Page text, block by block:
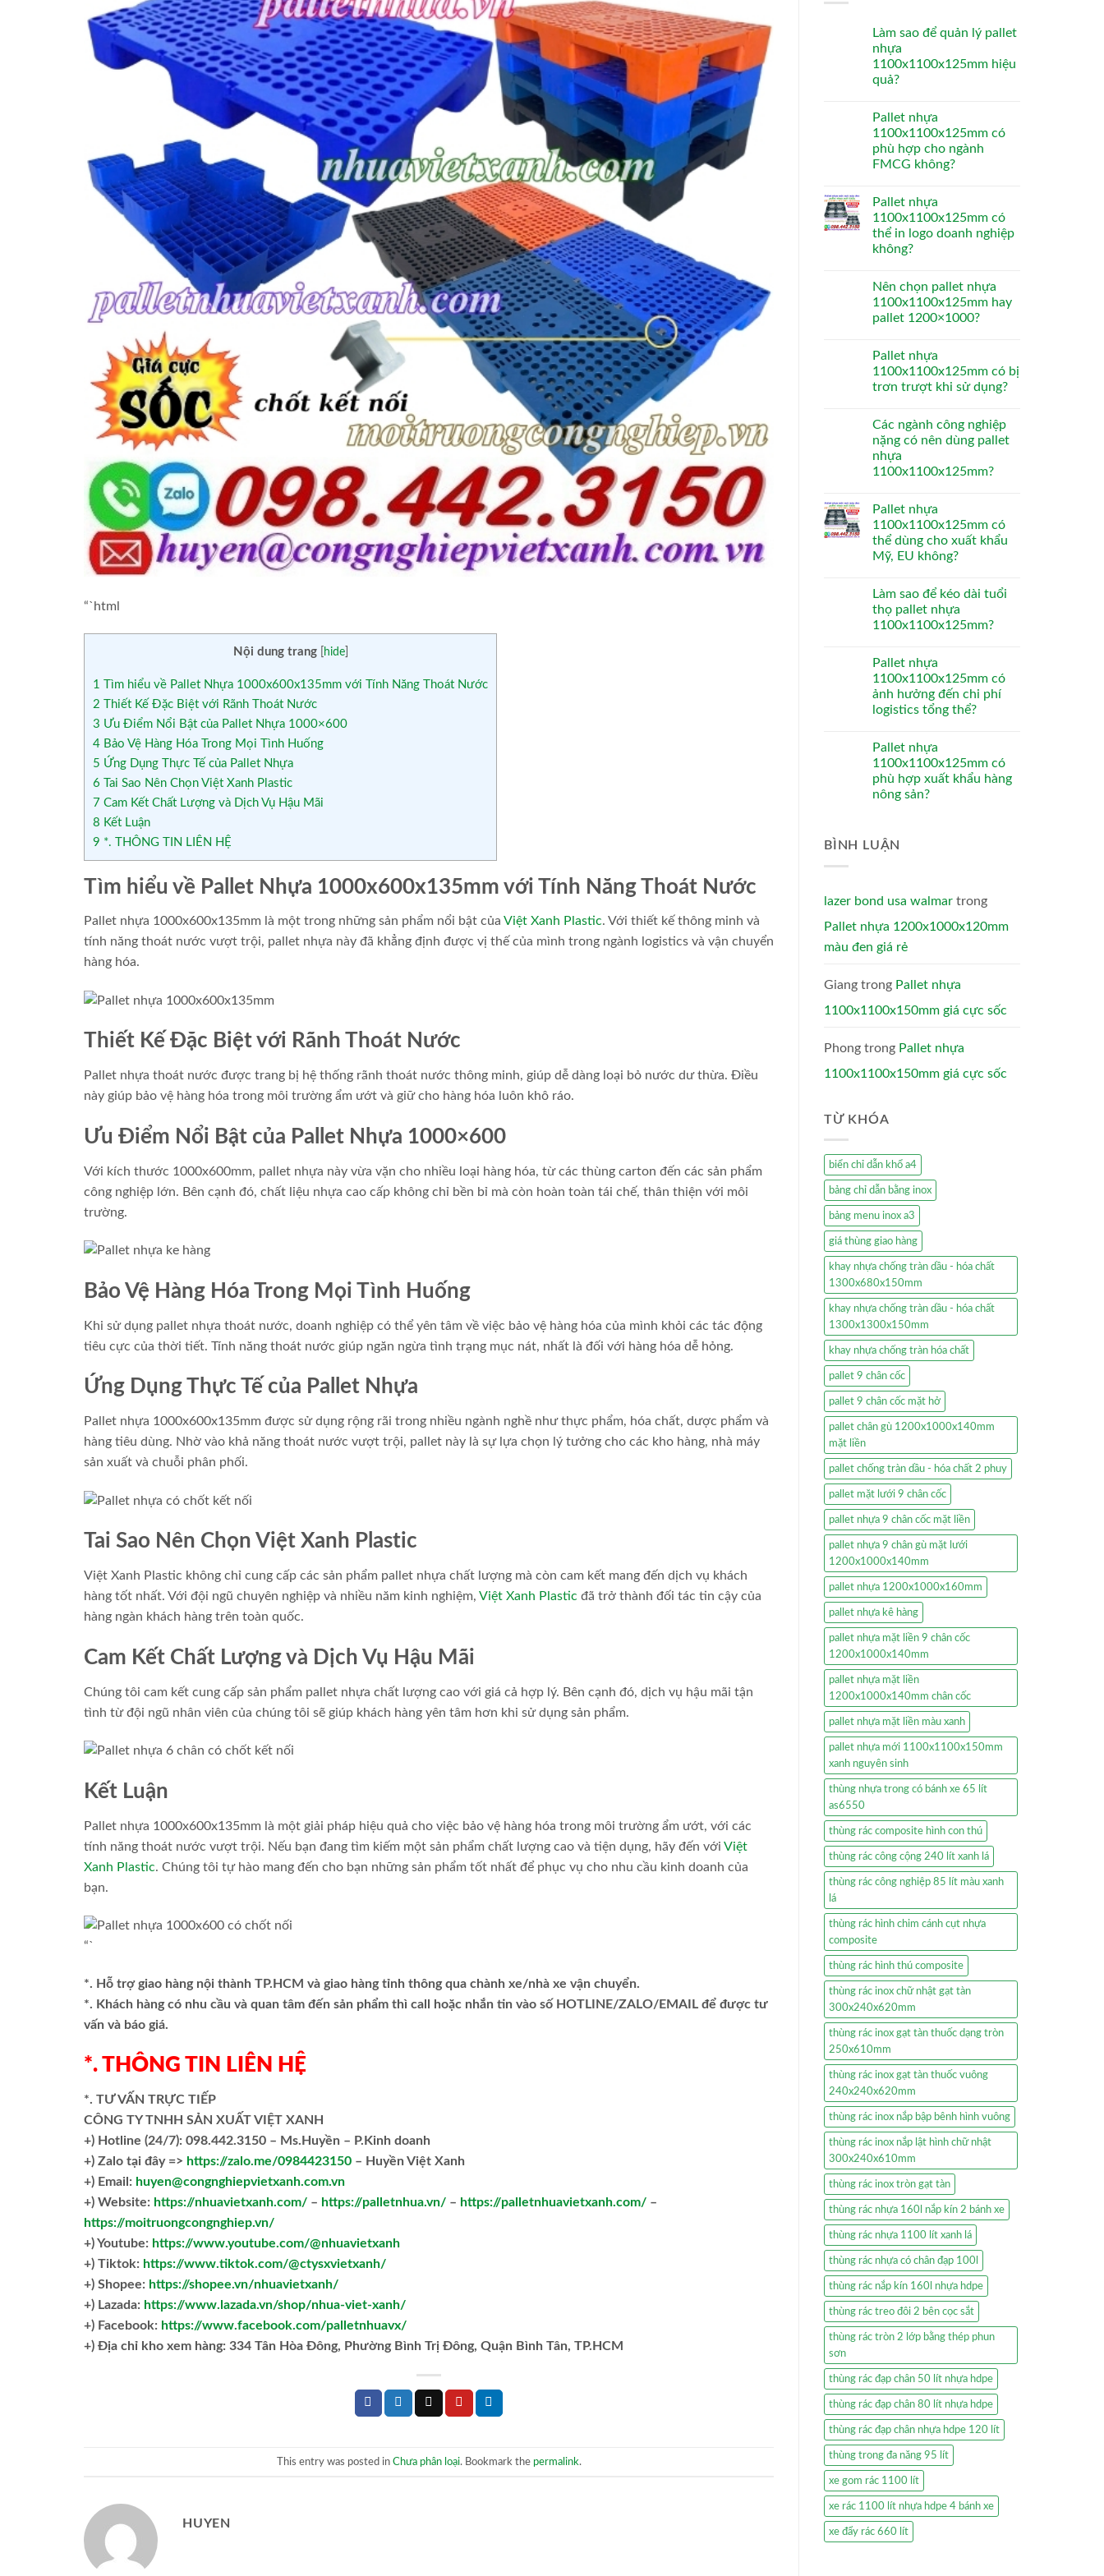
“`html
Nội dung trang hide]
1 Tìm hiểu về Pallet Nhựa 1000x600x135mm với Tính Năng Thoát Nước
2 Thiết Kế Đặc Biệt với Rãnh Thoát Nước
3 Ưu Điểm Nổi Bật của Pallet Nhựa 1000×600
4 Bảo Vệ Hàng Hóa Trong Mọi Tình Huống
5 Ứng Dụng Thực Tế của Pallet Nhựa
6 Tai Sao Nên Chọn Việt Xanh Plastic
7 Cam Kết Chất Lượng và Dịch Vụ Hậu Mãi
8 Kết Luận
9 *. THÔNG TIN LIÊN HỆ
Tìm hiểu về Pallet Nhựa 1000x600x135mm với Tính Năng Thoát Nước
Pallet nhựa 1000x600x135mm là một trong những sản phẩm nổi bật của Việt Xanh Plastic. Với thiết kế thông minh và
tính năng thoát nước vượt trội, pallet nhựa này đã khẳng định được vị thế của mình trong ngành logistics và vận chuyển
hàng hóa.
Thiết Kế Đặc Biệt với Rãnh Thoát Nước
Pallet nhựa thoát nước được trang bị hệ thống rãnh thoát nước thông minh, giúp dễ dàng loại bỏ nước dư thừa. Điều
này giúp bảo vệ hàng hóa trong môi trường ẩm ướt và giữ cho hàng hóa luôn khô ráo.
Ưu Điểm Nổi Bật của Pallet Nhựa 1000×600
Với kích thước 1000x600mm, pallet nhựa này vừa vặn cho nhiều loại hàng hóa, từ các thùng carton đến các sản phẩm
công nghiệp lớn. Bên cạnh đó, chất liệu nhựa cao cấp không chỉ bền bỉ mà còn hoàn toàn tái chế, thân thiện với môi
trường.
Bảo Vệ Hàng Hóa Trong Mọi Tình Huống
Khi sử dụng pallet nhựa thoát nước, doanh nghiệp có thể yên tâm về việc bảo vệ hàng hóa của mình khỏi các tác động
tiêu cực của thời tiết. Tính năng thoát nước giúp ngăn ngừa tình trạng mục nát, nhất là đối với hàng hóa dễ hỏng.
Ứng Dụng Thực Tế của Pallet Nhựa
Pallet nhựa 1000x600x135mm được sử dụng rộng rãi trong nhiều ngành nghề như thực phẩm, hóa chất, dược phẩm và
hàng tiêu dùng. Nhờ vào khả năng thoát nước vượt trội, pallet này là sự lựa chọn lý tưởng cho các kho hàng, nhà máy
sản xuất và chuỗi phân phối.
Tai Sao Nên Chọn Việt Xanh Plastic
Việt Xanh Plastic không chỉ cung cấp các sản phẩm pallet nhựa chất lượng mà còn cam kết mang đến dịch vụ khách
hàng tốt nhất. Với đội ngũ chuyên nghiệp và nhiều năm kinh nghiệm, Việt Xanh Plastic đã trở thành đối tác tin cậy của
hàng ngàn khách hàng trên toàn quốc.
Cam Kết Chất Lượng và Dịch Vụ Hậu Mãi
Chúng tôi cam kết cung cấp sản phẩm pallet nhựa chất lượng cao với giá cả hợp lý. Bên cạnh đó, dịch vụ hậu mãi tận
tình từ đội ngũ nhân viên của chúng tôi sẽ giúp khách hàng yên tâm hơn khi sử dụng sản phẩm.
Kết Luận
Pallet nhựa 1000x600x135mm là một giải pháp hiệu quả cho việc bảo vệ hàng hóa trong môi trường ẩm ướt, với các
tính năng thoát nước vượt trội. Nếu bạn đang tìm kiếm một sản phẩm chất lượng cao và tiện dụng, hãy đến với Việt
Xanh Plastic. Chúng tôi tự hào mang đến cho bạn những sản phẩm tốt nhất để phục vụ cho nhu cầu kinh doanh của
bạn.
“`
*. Hỗ trợ giao hàng nội thành TP.HCM và giao hàng tỉnh thông qua chành xe/nhà xe vận chuyển.
*. Khách hàng có nhu cầu và quan tâm đến sản phẩm thì call hoặc nhắn tin vào số HOTLINE/ZALO/EMAIL để được tư
vấn và báo giá.
*. THÔNG TIN LIÊN HỆ
*. TƯ VẤN TRỰC TIẾP
CÔNG TY TNHH SẢN XUẤT VIỆT XANH
+) Hotline (24/7): 098.442.3150 – Ms.Huyền – P.Kinh doanh
+) Zalo tại đây => https://zalo.me/0984423150 – Huyền Việt Xanh
+) Email: huyen@congnghiepvietxanh.com.vn
+) Website: https://nhuavietxanh.com/ – https://palletnhua.vn/ – https://palletnhuavietxanh.com/ –
https://moitruongcongnghiep.vn/
+) Youtube: https://www.youtube.com/@nhuavietxanh
+) Tiktok: https://www.tiktok.com/@ctysxvietxanh/
+) Shopee: https://shopee.vn/nhuavietxanh/
+) Lazada: https://www.lazada.vn/shop/nhua-viet-xanh/
+) Facebook: https://www.facebook.com/palletnhuavx/
+) Địa chỉ kho xem hàng: 334 Tân Hòa Đông, Phường Bình Trị Đông, Quận Bình Tân, TP.HCM
This entry was posted in Chưa phân loại. Bookmark the permalink.
HUYEN
Làm sao để quản lý pallet
nhựa
1100x1100x125mm hiệu
quả?
Pallet nhựa
1100x1100x125mm có
phù hợp cho ngành
FMCG không?
Pallet nhựa
1100x1100x125mm có
thể in logo doanh nghiệp
không?
Nên chọn pallet nhựa
1100x1100x125mm hay
pallet 1200×1000?
Pallet nhựa
1100x1100x125mm có bị
trơn trượt khi sử dụng?
Các ngành công nghiệp
nặng có nên dùng pallet
nhựa
1100x1100x125mm?
Pallet nhựa
1100x1100x125mm có
thể dùng cho xuất khẩu
Mỹ, EU không?
Làm sao để kéo dài tuổi
thọ pallet nhựa
1100x1100x125mm?
Pallet nhựa
1100x1100x125mm có
ảnh hưởng đến chi phí
logistics tổng thể?
Pallet nhựa
1100x1100x125mm có
phù hợp xuất khẩu hàng
nông sản?
BÌNH LUẬN
lazer bond usa walmar trong
Pallet nhựa 1200x1000x120mm
màu đen giá rẻ
Giang trong Pallet nhựa
1100x1100x150mm giá cực sốc
Phong trong Pallet nhựa
1100x1100x150mm giá cực sốc
TỪ KHÓA
biển chỉ dẫn khổ a4
bảng chỉ dẫn bằng inox
bảng menu inox a3
giá thùng giao hàng
khay nhựa chống tràn dầu - hóa chất
1300x680x150mm
khay nhựa chống tràn dầu - hóa chất
1300x1300x150mm
khay nhựa chống tràn hóa chất
pallet 9 chân cốc
pallet 9 chân cốc mặt hở
pallet chân gù 1200x1000x140mm
mặt liền
pallet chống tràn dầu - hóa chất 2 phuy
pallet mặt lưới 9 chân cốc
pallet nhựa 9 chân cốc mặt liền
pallet nhựa 9 chân gù mặt lưới
1200x1000x140mm
pallet nhựa 1200x1000x160mm
pallet nhựa kê hàng
pallet nhựa mặt liền 9 chân cốc
1200x1000x140mm
pallet nhựa mặt liền
1200x1000x140mm chân cốc
pallet nhựa mặt liền màu xanh
pallet nhựa mới 1100x1100x150mm
xanh nguyên sinh
thùng nhựa trong có bánh xe 65 lít
as6550
thùng rác composite hình con thú
thùng rác công cộng 240 lít xanh lá
thùng rác công nghiệp 85 lít màu xanh
lá
thùng rác hình chim cánh cụt nhựa
composite
thùng rác hình thú composite
thùng rác inox chữ nhật gạt tàn
300x240x620mm
thùng rác inox gạt tàn thuốc dạng tròn
250x610mm
thùng rác inox gạt tàn thuốc vuông
240x240x620mm
thùng rác inox nắp bập bênh hình vuông
thùng rác inox nắp lật hình chữ nhật
300x240x610mm
thùng rác inox tròn gạt tàn
thùng rác nhựa 160l nắp kín 2 bánh xe
thùng rác nhựa 1100 lít xanh lá
thùng rác nhựa có chân đạp 100l
thùng rác nắp kín 160l nhựa hdpe
thùng rác treo đôi 2 bên cọc sắt
thùng rác tròn 2 lớp bằng thép phun
sơn
thùng rác đạp chân 50 lít nhựa hdpe
thùng rác đạp chân 80 lít nhựa hdpe
thùng rác đạp chân nhựa hdpe 120 lít
thùng trong đa năng 95 lít
xe gom rác 1100 lít
xe rác 1100 lít nhựa hdpe 4 bánh xe
xe đẩy rác 660 lít